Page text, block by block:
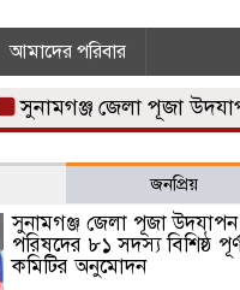
আমাদের পরিবার
জেলা পূজা উদযাপন
জনপ্রিয়
সুনামগঞ্জ জেলা পূজা উদযাপন
পরিষদের ৮১ সদস্য বিশিষ্ঠ
কমিটির অনুমোদন